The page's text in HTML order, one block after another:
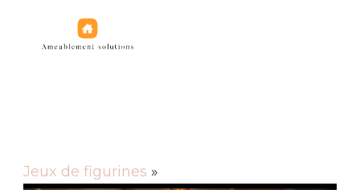
Jeux de figurines
Jeux de figurines »